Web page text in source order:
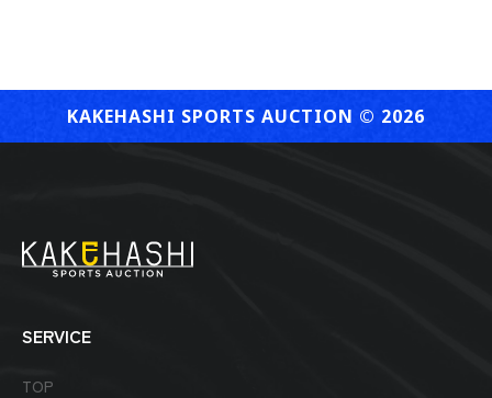
KAKEHASHI SPORTS AUCTION ©︎ 2026
SERVICE
TOP